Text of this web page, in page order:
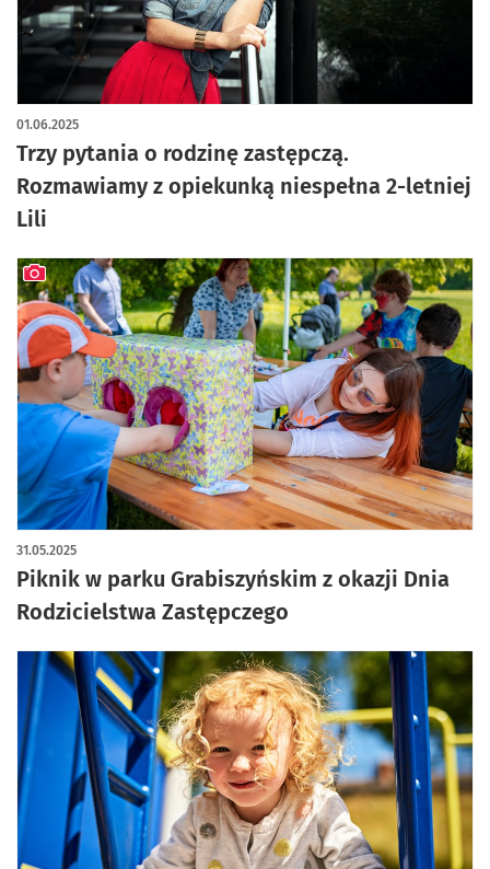
Trzy pytania o rodzinę zastępczą.
Rozmawiamy z opiekunką niespełna 2-letniej
Lili
01.06.2025
Piknik w parku Grabiszyńskim z okazji Dnia
Rodzicielstwa Zastępczego
31.05.2025
artykuł z galerią zdjęć